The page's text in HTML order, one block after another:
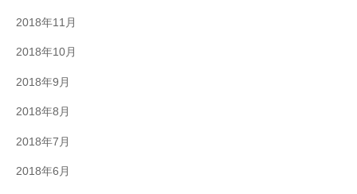
2018年11月
2018年10月
2018年9月
2018年8月
2018年7月
2018年6月